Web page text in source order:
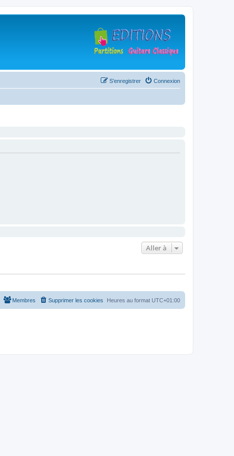
Connexion
S’enregistrer
Aller à
Heures au format UTC+01:00
Supprimer les cookies
Membres